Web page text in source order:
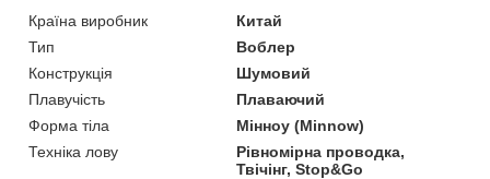
Країна виробник
Китай
Тип
Воблер
Конструкція
Шумовий
Плавучість
Плаваючий
Форма тіла
Мінноу (Minnow)
Техніка лову
Рівномірна проводка,
Твічінг, Stop&Go